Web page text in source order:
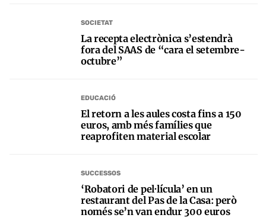
SOCIETAT
La recepta electrònica s’estendrà
fora del SAAS de “cara el setembre-
octubre”
EDUCACIÓ
El retorn a les aules costa fins a 150
euros, amb més famílies que
reaprofiten material escolar
SUCCESSOS
‘Robatori de pel·lícula’ en un
restaurant del Pas de la Casa: però
només se’n van endur 300 euros